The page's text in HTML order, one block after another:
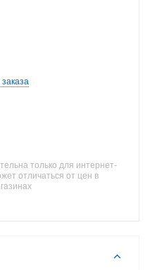
только для интернет-
отличаться от цен в